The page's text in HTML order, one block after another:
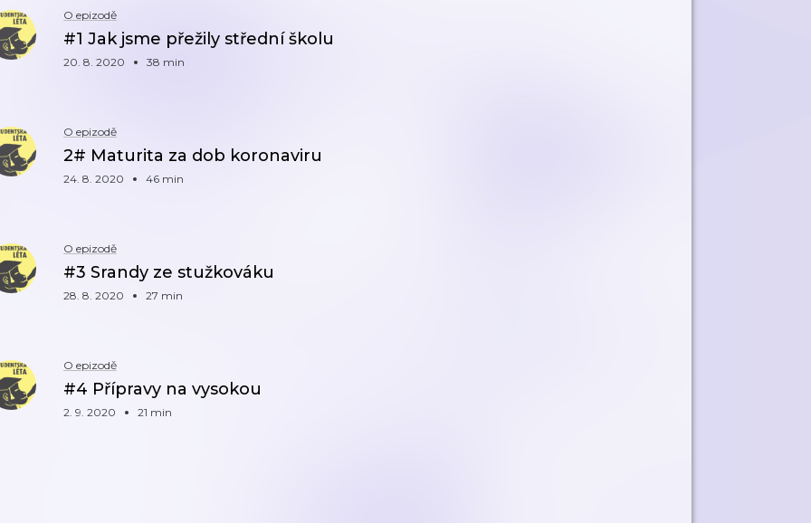
O epizodě
#1 Jak jsme přežily střední školu
20. 8. 2020 38 min
O epizodě
2# Maturita za dob koronaviru
24. 8. 2020 46 min
O epizodě
#3 Srandy ze stužkováku
28. 8. 2020 27 min
O epizodě
#4 Přípravy na vysokou
2. 9. 2020 21 min